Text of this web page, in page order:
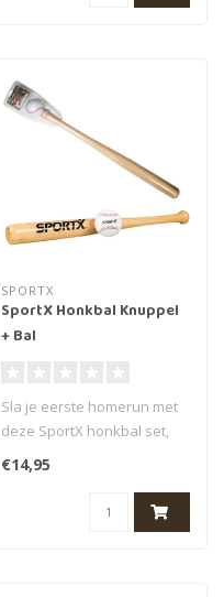
SPORTX
SportX Honkbal Knuppel
+ Bal
Sla je eerste homerun met
deze SportX honkbal set,
bestaande uit een knuppel
€14,95